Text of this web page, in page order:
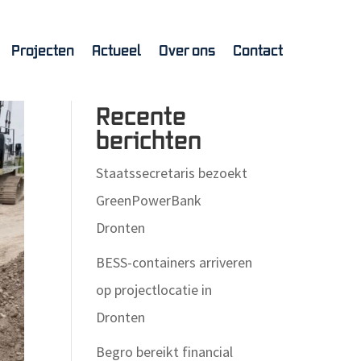
Projecten Actueel Over ons Contact
Recente
berichten
Staatssecretaris bezoekt
GreenPowerBank
Dronten
BESS-containers arriveren
op projectlocatie in
Dronten
Begro bereikt financial